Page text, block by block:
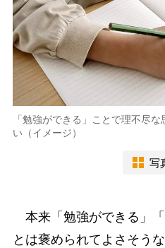
「勉強ができる」ことで理不尽
い（イメージ）
写
本来「勉強ができる」
とは褒められてよさそう